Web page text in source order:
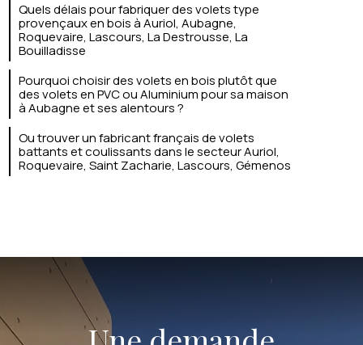
Quels délais pour fabriquer des volets type
provençaux en bois à Auriol, Aubagne,
Roquevaire, Lascours, La Destrousse, La
Bouilladisse
Pourquoi choisir des volets en bois plutôt que
des volets en PVC ou Aluminium pour sa maison
à Aubagne et ses alentours ?
Ou trouver un fabricant français de volets
battants et coulissants dans le secteur Auriol,
Roquevaire, Saint Zacharie, Lascours, Gémenos